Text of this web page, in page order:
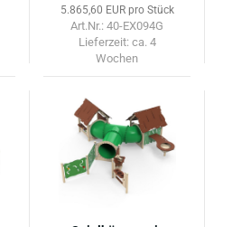
5.865,60 EUR pro Stück
Art.Nr.: 40-EX094G
Lieferzeit: ca. 4
Wochen